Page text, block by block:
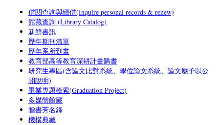
借閱查詢與續借(Inquire personal records & renew)
館藏查詢 (Library Catalog)
新鮮書訊
歷年期刊清單
歷年系所到書
教育部高等教育深耕計畫購書
研究生專區(含論文比對系統、學位論文系統、論文應予以公
開說明)
畢業專題檢索(Graduation Project)
多媒體館藏
贈書芳名錄
機構典藏